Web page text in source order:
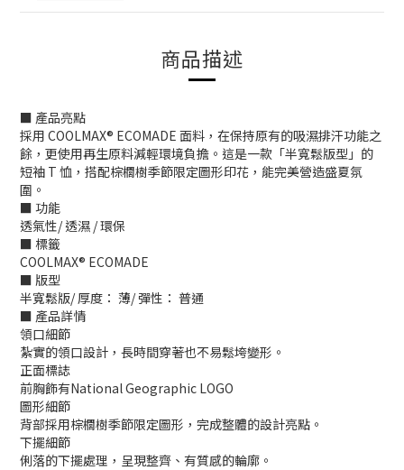
商品描述
■ 產品亮點
採用 COOLMAX® ECOMADE 面料，在保持原有的吸濕排汗功能之
餘，更使用再生原料減輕環境負擔。這是一款「半寬鬆版型」的
短袖 T 恤，搭配棕櫚樹季節限定圖形印花，能完美營造盛夏氛
圍。
■ 功能
透氣性/ 透濕 / 環保
■ 標籤
COOLMAX® ECOMADE
■ 版型
半寬鬆版/ 厚度： 薄/ 彈性： 普通
■ 產品詳情
領口細節
紮實的領口設計，長時間穿著也不易鬆垮變形。
正面標誌
前胸飾有National Geographic LOGO
圖形細節
背部採用棕櫚樹季節限定圖形，完成整體的設計亮點。
下擺細節
俐落的下擺處理，呈現整齊、有質感的輪廓。